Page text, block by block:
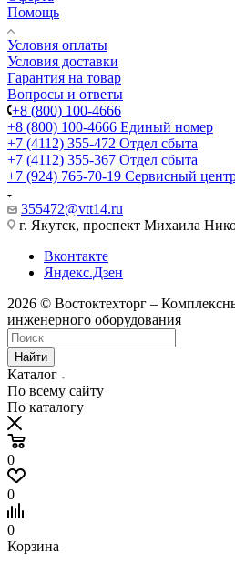
Помощь
Условия оплаты
Условия доставки
Гарантия на товар
Вопросы и ответы
+8 (800) 100-4666
+8 (800) 100-4666 Единый номер
+7 (4112) 355-472 Отдел сбыта
+7 (4112) 355-367 Отдел сбыта
+7 (924) 765-70-19 Сервисный
355472@vtt14.ru
г. Якутск, проспект Михаила
Вконтакте
Яндекс.Дзен
2026 © Востоктехторг –
инженерного оборудования
Найти
Каталог
По всему сайту
По каталогу
0
0
0
Корзина